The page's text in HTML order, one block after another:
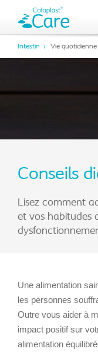
Intestin Vie quotidienne
Conseils
Lisez comment
et vos habitudes
Une alimentation
les personnes
Outre vous aider à
impact positif sur
alimentation